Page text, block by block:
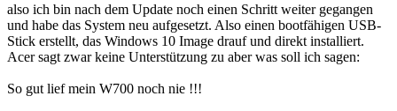
also ich bin nach dem Update noch einen Schritt weiter gegangen
und habe das System neu aufgesetzt. Also einen bootfähigen USB-
Stick erstellt, das Windows 10 Image drauf und direkt installiert.
Acer sagt zwar keine Unterstützung zu aber was soll ich sagen:
So gut lief mein W700 noch nie !!!